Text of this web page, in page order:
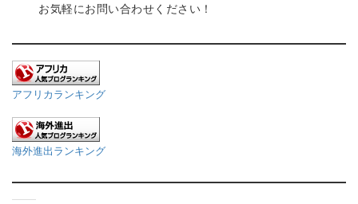
お気軽にお問い合わせください！
アフリカランキング
海外進出ランキング